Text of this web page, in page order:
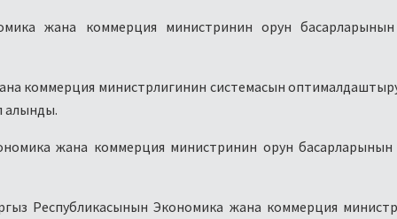
жана коммерция министринин орун
коммерция министрлигинин системасын
алынды.
жана коммерция министринин орун
Республикасынын Экономика жана коммерция